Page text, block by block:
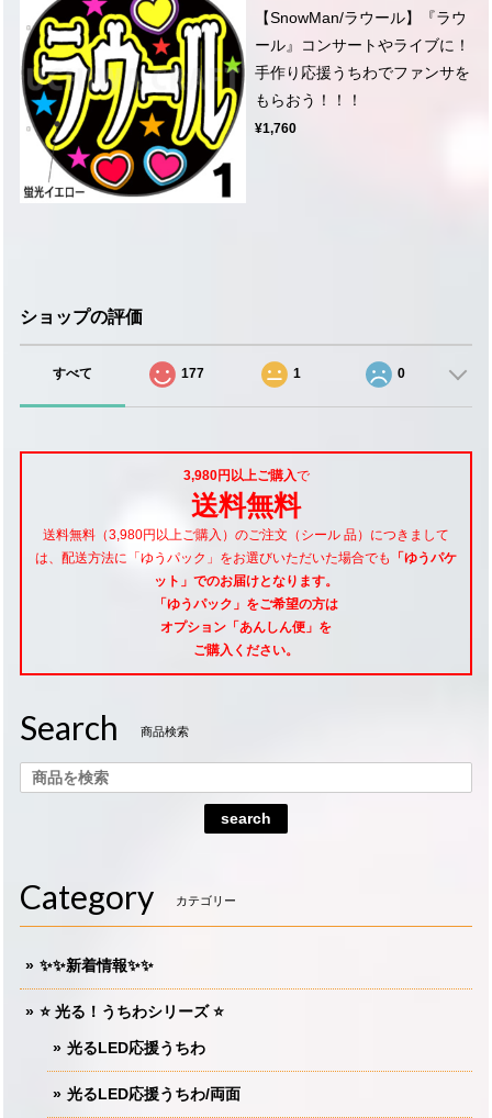
【SnowMan/ラウール】『ラウ
ール』コンサートやライブに！
手作り応援うちわでファンサを
もらおう！！！
¥1,760
ショップの評価
すべて 177 1 0
3,980円以上ご購入で
送料無料
送料無料（3,980円以上ご購入）のご注文（シール 品）につきまして
は、配送方法に「ゆうパック」をお選びいただいた場合でも
「ゆうパケ
ット」でのお届けとなります。
「ゆうパック」をご希望の方は
オプション「あんしん便」 を
ご購入ください。
Search 商品検索
search
Category カテゴリー
✨✨新着情報✨✨
⭐️ 光る！うちわシリーズ ⭐️
光るLED応援うちわ
光るLED応援うちわ/両面